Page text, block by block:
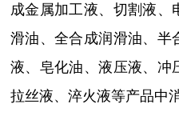
成金属加工液、 切割液、
滑油、全合成润滑油、半
液、皂化油、液压液、冲
拉丝液、淬火液等产品中